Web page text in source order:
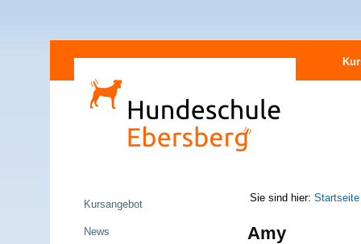
zum
Inhalt
Direkt
Navigation
Sie sind hier: Startseite
Amy
Kursangebot
News